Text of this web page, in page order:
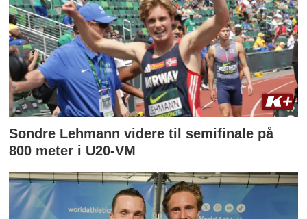
Sondre Lehmann videre til semifinale på
800 meter i U20-VM